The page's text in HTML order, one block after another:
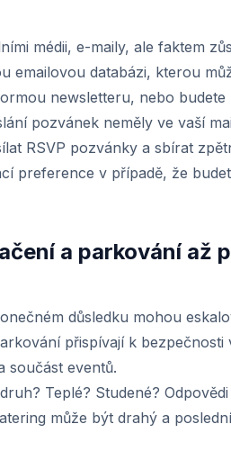
médii, e-maily, ale faktem
emailovou databázi, kterou
newsletteru, nebo
pozvánek neměly ve vaší
RSVP pozvánky a sbírat
preference v případě, že
a parkování až
důsledku mohou
přispívají k
součást eventů.
Teplé? Studené?
může být drahý a